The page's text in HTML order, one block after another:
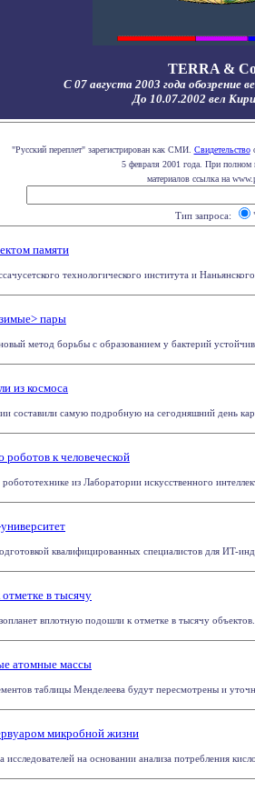
TERRA &
С 07 августа 2003 года обозрение
До 10.07.2002 вел
"Русский переплет" зарегистрирован как СМИ. Свидетельство
5 февраля 2001 года. При полном
материалов ссылка на
Тип запроса:
памяти
технологического института и
пары
метод борьбы с образованием у бактерий
из космоса
составили самую подробную на сегодняшний день
к человеческой
из Лаборатории искусственного
квалифицированных специалистов для ИT-
в тысячу
вплотную подошли к отметке в тысячу
атомные массы
таблицы Менделеева будут пересмотрены и
микробной жизни
на основании анализа потребления